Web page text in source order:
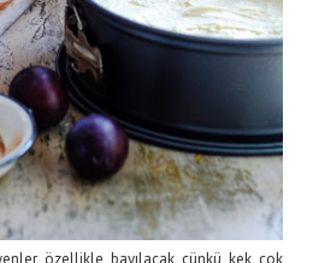
özellikle bayılacak çünkü kek çok